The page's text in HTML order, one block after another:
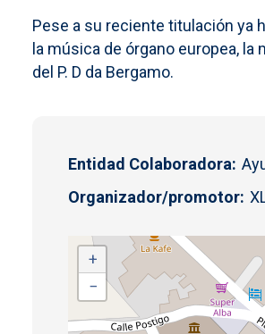
Pese a su reciente titulación ya
la música de órgano europea,
del P. D da Bergamo.
Entidad Colaboradora
Organizador/promotor
+
−